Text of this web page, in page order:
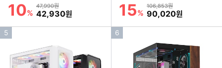
할인률
10%
상품금액
47,990원
할인금액
42,930원
할인률
15%
상품금액
106,853원
할인금액
90,020원
인
5
인
6